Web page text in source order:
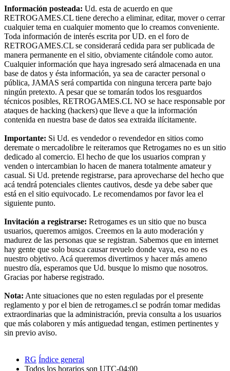
Información posteada: Ud. esta de acuerdo en que
RETROGAMES.CL tiene derecho a eliminar, editar, mover o cerrar
cualquier tema en cualquier momento que lo creamos conveniente.
Toda información de interés escrita por UD. en el foro de
RETROGAMES.CL se considerará cedida para ser publicada de
manera permanente en el sitio, obviamente citándole como autor.
Cualquier información que haya ingresado será almacenada en una
base de datos y ésta información, ya sea de caracter personal o
pública, JAMAS será compartida con ninguna tercera parte bajo
ningún pretexto. A pesar que se tomarán todos los resguardos
técnicos posibles, RETROGAMES.CL NO se hace responsable por
ataques de hacking (hackers) que lleve a que la información
contenida en nuestra base de datos sea extraida ilícitamente.
Importante: Si Ud. es vendedor o revendedor en sitios como
deremate o mercadolibre le reiteramos que Retrogames no es un sitio
dedicado al comercio. El hecho de que los usuarios compran y
venden o intercambian lo hacen de manera totalmente amateur y
casual. Si Ud. pretende registrarse, para aprovecharse del hecho que
acá tendrá potenciales clientes cautivos, desde ya debe saber que
está en el sitio equivocado. Le recomendamos por favor lea el
siguiente punto.
Invitación a registrarse: Retrogames es un sitio que no busca
usuarios, queremos amigos. Creemos en la auto moderación y
madurez de las personas que se registran. Sabemos que en internet
hay gente que solo busca causar revuelo donde vaya, eso no es
nuestro objetivo. Acá queremos divertirnos y hacer más ameno
nuestro día, esperamos que Ud. busque lo mismo que nosotros.
Gracias por haberse registrado.
Nota: Ante situaciones que no esten reguladas por el presente
reglamento y por el bien de retrogames.cl se podrán tomar medidas
extraordinarias que la administración, previa consulta a los usuarios
que más colaboren y más antiguedad tengan, estimen pertinentes y
sin previo aviso.
RG Índice general
Todos los horarios son UTC-04:00